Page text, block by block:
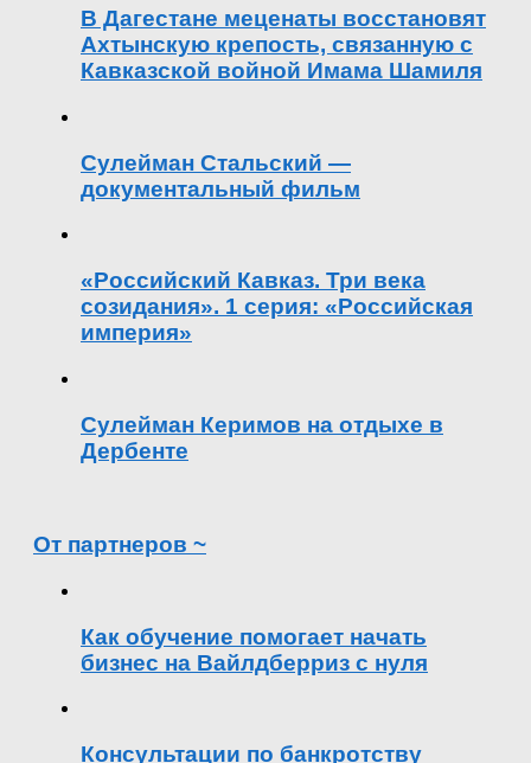
В Дагестане меценаты восстановят
Ахтынскую крепость, связанную с
Кавказской войной Имама Шамиля
Сулейман Стальский —
документальный фильм
«Российский Кавказ. Три века
созидания». 1 серия: «Российская
империя»
Сулейман Керимов на отдыхе в
Дербенте
От партнеров ~
Как обучение помогает начать
бизнес на Вайлдберриз с нуля
Консультации по банкротству